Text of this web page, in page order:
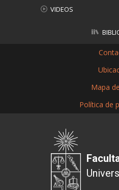
VIDEOS
Mapa
Política de